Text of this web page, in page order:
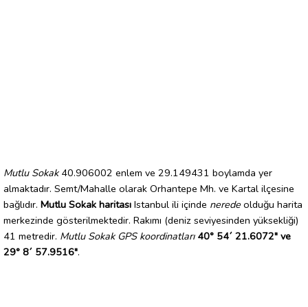
Mutlu Sokak40.906002 enlem ve 29.149431 boylamda yer
almaktadır. Semt/Mahalle olarak Orhantepe Mh. ve Kartal ilçesine
bağlıdır. Mutlu Sokak haritası Istanbul ili içinde nerede olduğu harita
merkezinde gösterilmektedir. Rakımı (deniz seviyesinden yüksekliği)
41 metredir. Mutlu Sokak GPS koordinatları 40° 54´ 21.6072" ve
29° 8´ 57.9516".